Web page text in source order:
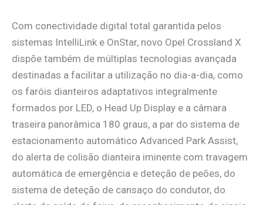
Com conectividade digital total garantida pelos
sistemas IntelliLink e OnStar, novo Opel Crossland X
dispõe também de múltiplas tecnologias avançada
destinadas a facilitar a utilização no dia-a-dia, como
os faróis dianteiros adaptativos integralmente
formados por LED, o Head Up Display e a câmara
traseira panorâmica 180 graus, a par do sistema de
estacionamento automático Advanced Park Assist,
do alerta de colisão dianteira iminente com travagem
automática de emergência e deteção de peões, do
sistema de deteção de cansaço do condutor, do